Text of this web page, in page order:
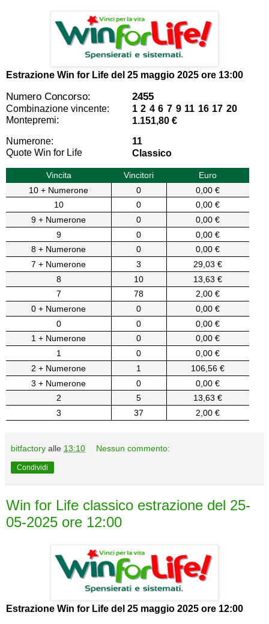
Estrazione Win for Life del 25 maggio 2025 ore 13:00
Numero Concorso: 2455
Combinazione vincente:
1 2 4 6 7 9 11 16 17 20
Montepremi:
1.151,80 €
Numerone:
11
Quote Win for Life
Classico
Vincita Vincitori
Euro
10 + Numerone
0
0,00 €
10
0
0,00 €
9 + Numerone
0
0,00 €
9
0
0,00 €
8 + Numerone
0
0,00 €
7 + Numerone
3
29,03 €
8
10
13,63 €
7
78
2,00 €
0 + Numerone
0
0,00 €
0
0
0,00 €
1 + Numerone
0
0,00 €
1
0
0,00 €
2 + Numerone
1
106,56 €
3 + Numerone
0
0,00 €
2
5
13,63 €
3
37 2,00 €
bitfactory alle 13:10 Nessun commento:
Condividi
Win for Life classico estrazione del 25-
05-2025 ore 12:00
Estrazione Win for Life del 25 maggio 2025 ore 12:00